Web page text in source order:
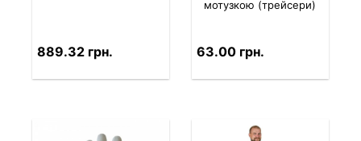
889.32 грн.
мотузкою (трейсери)
63.00 грн.